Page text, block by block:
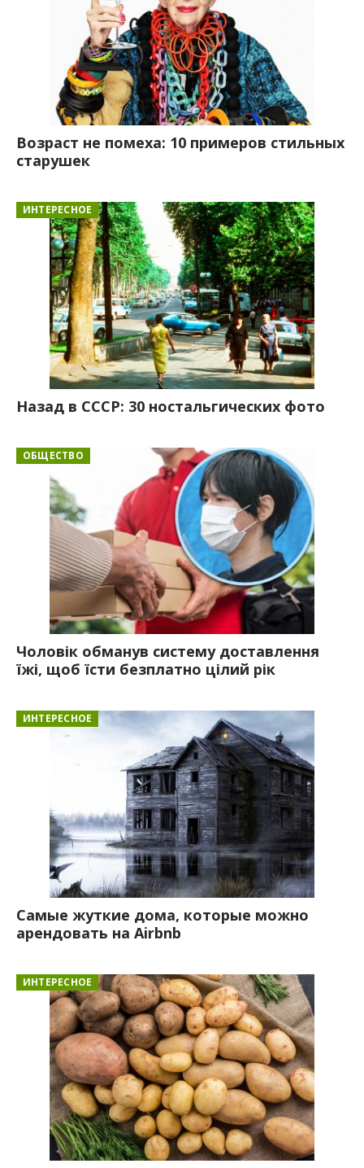
Возраст не помеха: 10 примеров стильных
старушек
ИНТЕРЕСНОЕ
Назад в СССР: 30 ностальгических фото
ОБЩЕСТВО
Чоловік обманув систему доставлення
їжі, щоб їсти безплатно цілий рік
ИНТЕРЕСНОЕ
Самые жуткие дома, которые можно
арендовать на Airbnb
ИНТЕРЕСНОЕ